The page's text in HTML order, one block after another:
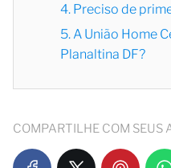
4. Preciso de
5. A União Home
Planaltina DF?
COMPARTILHE COM SEUS